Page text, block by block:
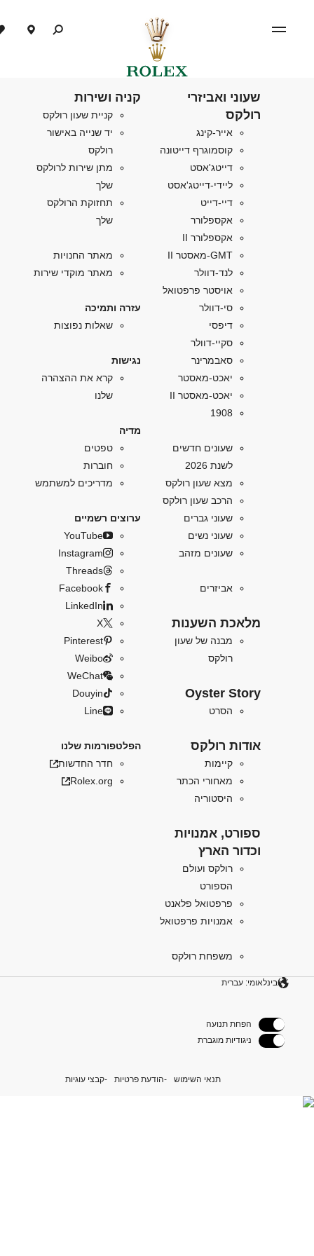
שעוני ואביזרי
רולקס
אייר-קינג
קוסמוגרף דייטונה
דייטג'אסט
ליידי-דייטג'אסט
דיי-דייט
אקספלורר
אקספלורר II
GMT-מאסטר II
לנד-דוולר
אויסטר פרפטואל
סי-דוולר
דיפסי
סקיי-דוולר
סאבמרינר
יאכט-מאסטר
יאכט-מאסטר II
1908
שעונים חדשים
לשנת 2026
מצא שעון רולקס
הרכב שעון רולקס
שעוני גברים
שעוני נשים
שעונים מזהב
אביזרים
מלאכת השענות
מבנה של שעון
רולקס
Oyster Story
הסרט
אודות רולקס
קיימות
מאחורי הכתר
היסטוריה
ספורט, אמנויות
וכדור הארץ
רולקס ועולם
הספורט
פרפטואל פלאנט
אמנויות פרפטואל
משפחת רולקס
קניה ושירות
קניית שעון רולקס
יד שנייה באישור
רולקס
מתן שירות לרולקס
שלך
תחזוקת הרולקס
שלך
מאתר החנויות
מאתר מוקדי שירות
עזרה ותמיכה
שאלות נפוצות
נגישות
קרא את ההצהרה
שלנו
מדיה
טפטים
חוברות
מדריכים למשתמש
ערוצים רשמיים
YouTube
Instagram
Threads
Facebook
LinkedIn
X
Pinterest
Weibo
WeChat
Douyin
Line
הפלטפורמות שלנו
חדר החדשות
Rolex.org
בינלאומי: עברית
הפחת תנועה
ניגודיות מוגברת
תנאי השימוש הודעת פרטיות קבצי עוגיות